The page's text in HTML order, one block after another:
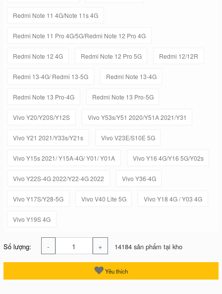
Redmi Note 11 4G/Note 11s 4G
Redmi Note 11 Pro 4G/5G/Redmi Note 12 Pro 4G
Redmi Note 12 4G Redmi Note 12 Pro 5G Redmi 12/12R
Redmi 13-4G/ Redmi 13-5G Redmi Note 13-4G
Redmi Note 13 Pro-4G Redmi Note 13 Pro-5G
Vivo Y20/Y20S/Y12S Vivo Y53s/Y51 2020/Y51A 2021/Y31
Vivo Y21 2021/Y33s/Y21s Vivo V23E/S10E 5G
Vivo Y15s 2021/ Y15A-4G/ Y01/ Y01A Vivo Y16 4G/Y16 5G/Y02s
Vivo Y22S-4G 2022/Y22-4G 2022 Vivo Y36-4G
Vivo Y17S/Y28-5G Vivo V40 Lite 5G Vivo Y18 4G / Y03 4G
Vivo Y19S 4G
Số lượng: - + 14184 sản phẩm tại kho
Yêu thích